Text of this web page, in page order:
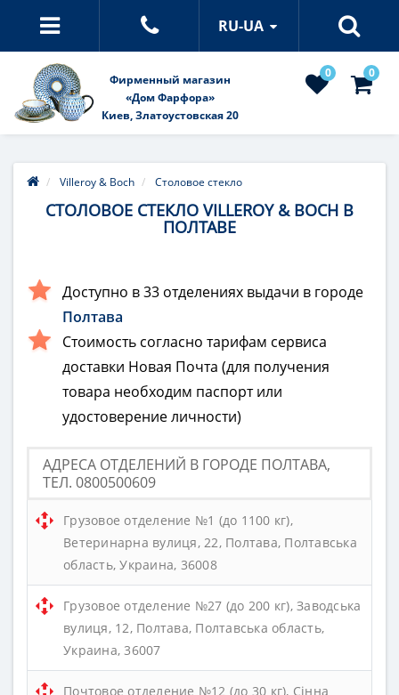
RU-UA
Фирменный магазин
«Дом Фарфора»
Киев, Златоустовская 20
0 0
Villeroy & Boch Столовое стекло
СТОЛОВОЕ СТЕКЛО VILLEROY & BOCH В
ПОЛТАВЕ
Доступно в 33 отделениях выдачи в городе
Полтава
Стоимость согласно тарифам сервиса
доставки Новая Почта (для получения
товара необходим паспорт или
удостоверение личности)
АДРЕСА ОТДЕЛЕНИЙ В ГОРОДЕ ПОЛТАВА,
ТЕЛ. 0800500609
Грузовое отделение №1 (до 1100 кг),
Ветеринарна вулиця, 22, Полтава, Полтавська
область, Украина, 36008
Грузовое отделение №27 (до 200 кг), Заводська
вулиця, 12, Полтава, Полтавська область,
Украина, 36007
Почтовое отделение №12 (до 30 кг), Сінна